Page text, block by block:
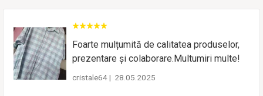
Foarte mulțumită de calitatea produselor,
prezentare și colaborare.Multumiri multe!
cristale64| 28.05.2025